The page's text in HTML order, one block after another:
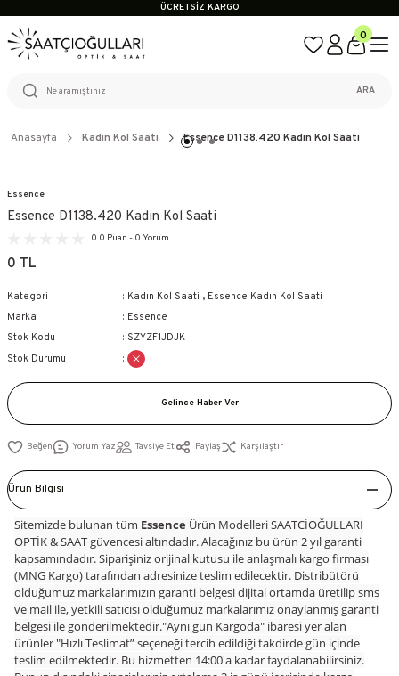
ÜCRETSİZ KARGO
WEB SİTESİNE ÖZEL FİYATLAR
KAÇIRILMAYACAK FIRSATLAR
0
ARA
Anasayfa Kadın Kol Saati Essence D1138.420 Kadın Kol Saati
Essence
Essence D1138.420 Kadın Kol Saati
0.0 Puan - 0 Yorum
0 TL
Kategori Kadın Kol Saati , Essence Kadın Kol Saati
Marka
Essence
Stok Kodu
SZYZF1JDJK
Stok Durumu
Gelince Haber Ver
Yorum Yaz Tavsiye Et Paylaş Karşılaştır
Ürün Bilgisi
Sitemizde bulunan tüm Essence Ürün Modelleri SAATCİOĞULLARI
OPTİK & SAAT güvencesi altındadır. Alacağınız bu ürün 2 yıl garanti
kapsamındadır. Siparişiniz orijinal kutusu ile anlaşmalı kargo firması
(MNG Kargo) tarafından adresinize teslim edilecektir. Distribütörü
olduğumuz markalarımızın garanti belgesi dijital ortamda üretilip sms
ve mail ile, yetkili satıcısı olduğumuz markalarımız onaylanmış garanti
belgesi ile gönderilmektedir."Aynı gün Kargoda" ibaresi yer alan
ürünler "Hızlı Teslimat” seçeneği tercih edildiği takdirde gün içinde
teslim edilmektedir. Bu hizmetten 14:00'a kadar faydalanabilirsiniz.